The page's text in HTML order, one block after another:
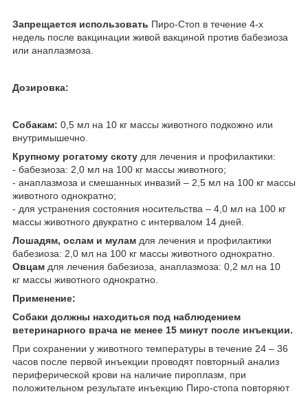
Запрещается использовать Пиро-Стоп в течение 4-х
недель после вакцинации живой вакциной против бабезиоза
или анаплазмоза.
Дозировка:
Собакам: 0,5 мл на 10 кг массы животного подкожно или
внутримышечно.
Крупному рогатому скоту для лечения и профилактики:
- бабезиоза: 2,0 мл на 100 кг массы животного;
- анаплазмоза и смешанных инвазий – 2,5 мл на 100 кг массы
животного однократно;
- для устранения состояния носительства – 4,0 мл на 100 кг
массы животного двукратно с интервалом 14 дней.
Лошадям, ослам и мулам для лечения и профилактики
бабезиоза: 2,0 мл на 100 кг массы животного однократно.
Овцам для лечения бабезиоза, анаплазмоза: 0,2 мл на 10
кг массы животного однократно.
Применение:
Собаки должны находиться под наблюдением
ветеринарного врача не менее 15 минут после инъекции.
При сохранении у животного температуры в течение 24 – 36
часов после первой инъекции проводят повторный анализ
периферической крови на наличие пироплазм, при
положительном результате инъекцию Пиро-стопа повторяют